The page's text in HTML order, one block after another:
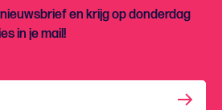
en krijg op donderdag
in je mail!